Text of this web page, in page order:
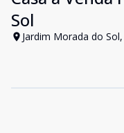
Sol
Jardim Morada do